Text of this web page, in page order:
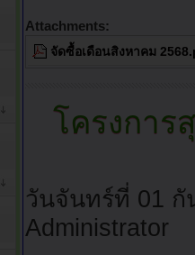
Attachments:
จัดซื้อเดือนสิงหาคม
โครงกา
วันจันทร์ที่ 01 กั
Administrator